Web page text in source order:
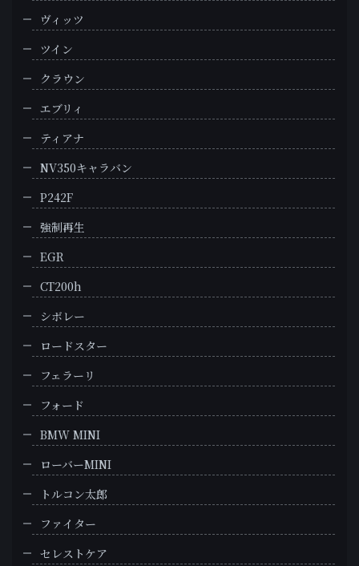
ヴィッツ
ツイン
クラウン
エブリィ
ティアナ
NV350キャラバン
P242F
強制再生
EGR
CT200h
シボレー
ロードスター
フェラーリ
フォード
BMW MINI
ローバーMINI
トルコン太郎
ファイター
セレストケア